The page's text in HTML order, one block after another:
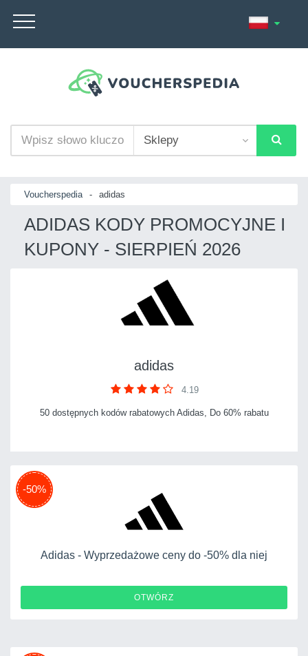
Voucherspedia - adidas
ADIDAS KODY PROMOCYJNE I
KUPONY - SIERPIEŃ 2026
adidas
4.19
50 dostępnych kodów rabatowych Adidas, Do 60% rabatu
-50%
Adidas - Wyprzedażowe ceny do -50% dla niej
OTWÓRZ